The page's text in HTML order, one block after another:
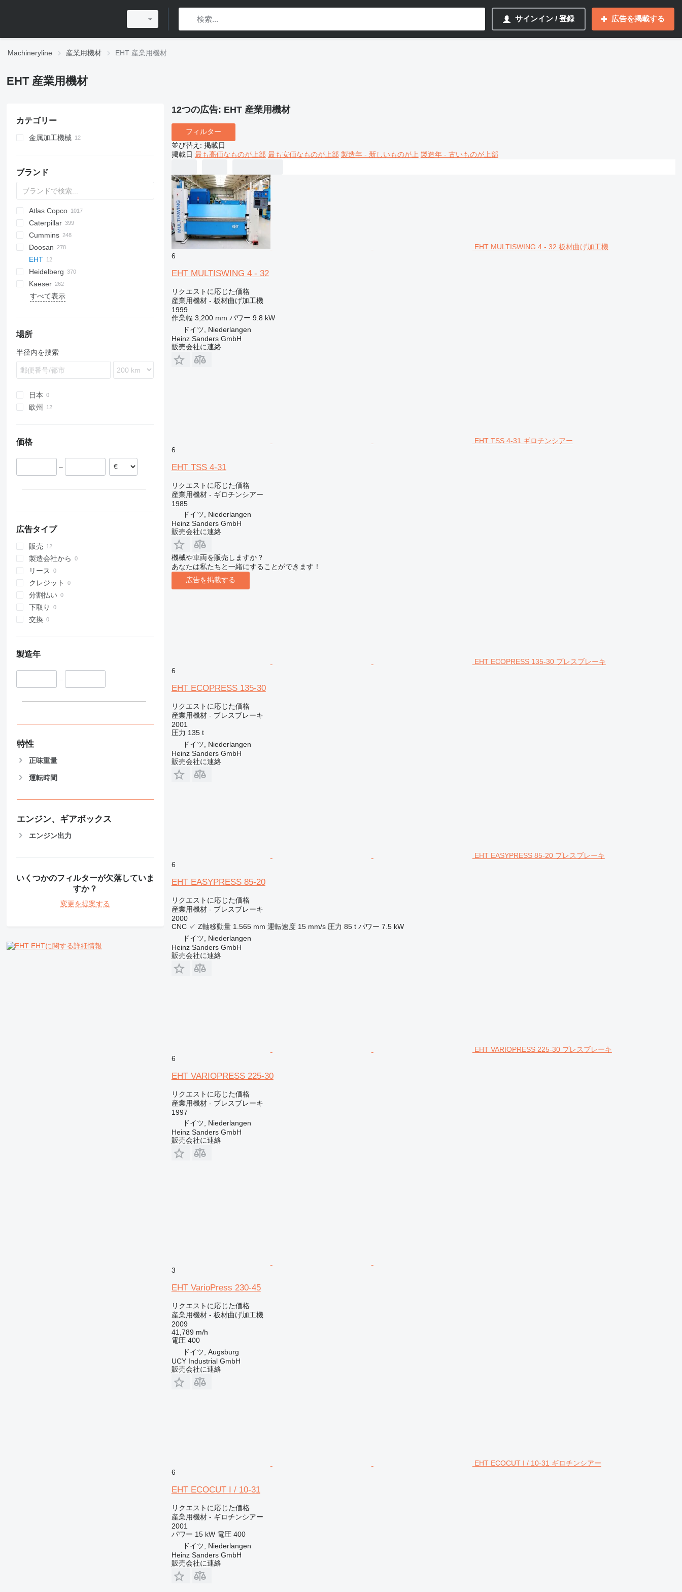
サインイン / 登録 広告を掲載する
Machineryline 産業用機材 EHT 産業用機材
EHT 産業用機材
カテゴリー
金属加工機械
板材曲げ加工機
ブランド
PDS
APD
AB
Ensis
Pega
VZ
AG3
Atlas Copco
DrillAir
E-Air
GA
LT
QAS
QAX
QEP
XAS
XATS
XAVS
XRHS
XRVS
QAS
W series
XAS
PDP
E-series
G-series
KG
B-series
BM
BW
GFS
VT
Rover
Skipper
533
PA
Airpure
Britecpure
BySprint Fiber
CK
SR
Caterpillar
120
160
315
320
330
365
G-series
GC
M-series
V-series
CPS
DZ
FZ
Berlingo
Jumper
C-series
DLT
DS
H-series
Cummins
C-series
KTA
CMX
CTX
DMC
DMU
FP
KF
SC
DCA
BF
D-series
F2L912
D-series
S-series
SP
W-series
Doosan
B-series
G-series
AK
DW
DZ
DC
EHT
LHF
ORIGO
SJ
TF
VF
VSC
TF
ESE
EZG
SureColor
LBM
P-series
700-series
Concept
FDT
Transit
HB
F-Line
EM
MCM
CTF
V20
VB
DPAS
DPS
DVR
LT
PLD
AKF
ZS
RH
SE
SL
FS
EC
SL
ST
HSLX
TS
SL
H-series
HD
VB
VF
103 LO
103 SP
107-20
Heidelberg
GTO
GTP
SM
Stahlfolder
Suprasetter
C-series
U-series
HFW
HYW
A-series
FXS
TS
Kal
Profi
EB
EU
AC
AFC
MC
PJ
SPF
ST
StitchLiner
HKN
VMX
FS
TS
H-series
i-Series
PW
Daily
G-series
P-series
1600
550
8010
FC
HF
KR
Kaeser
AS
SM
KKS
KK
Minarc
ZSW
Crambo
KR
D-series
FW
ES
B-series
500
E-series
DTS
LE
K-series
Shark
Junior
MH 400 P
MT
RB
HQR
VTC
Variaxis
Sprinter
LBV
UCP
Big Blue
D-series
Crysta-Apex
Aero
KNC 5 1500
CL
GE
LT
MD
Citoborma
NV
LB
GEH
V-series
OPTImill
S2R
1100 Series
Expert
CH4000
GF
FCA
ES
SM3
AMT
Kangoo
GF2
535
MDVN
SR
Olimpic
J-series
W-series
D-series
Professional
T-10
SSDP
TS
F-series
38K
900
CookieMAK
TW
820
Surfacer
RL
Deco
T-Series
VB
Proace
TNK
X-BOX
X-SOLAR
T 23F
TruLaser
T600
TL
TSC
BFT 90/3
Caddy
840
HK
Compact
G-series
LTN
DF
Hydromat
EBO 68
MZA
W-series
Quickbinder
Versant
LPG
すべて表示
場所
半径内を捜索
日本
欧州
価格
–
広告タイプ
販売
製造会社から
リース
クレジット
分割払い
下取り
交換
製造年
–
特性
正味重量
運転時間
エンジン、ギアボックス
エンジン出力
いくつかのフィルターが欠落していま
すか？
変更を提案する
EHTに関する詳細情報
12つの広告: EHT 産業用機材
フィルター
並び替え : 掲載日
掲載日 最も高価なものが上部 最も安価なものが上部 製造年 - 新しいものが上 製造年 - 古いものが上部
EHT MULTISWING 4 - 32 板材曲げ加工機
6
EHT MULTISWING 4 - 32
リクエストに応じた価格
産業用機材 - 板材曲げ加工機
1999
作業幅 3,200 mm パワー 9.8 kW
ドイツ, Niederlangen
Heinz Sanders GmbH
販売会社に連絡
EHT TSS 4-31 ギロチンシアー
6
EHT TSS 4-31
リクエストに応じた価格
産業用機材 - ギロチンシアー
1985
ドイツ, Niederlangen
Heinz Sanders GmbH
販売会社に連絡
機械や車両を販売しますか？
あなたは私たちと一緒にすることができます！
広告を掲載する
EHT ECOPRESS 135-30 プレスブレーキ
6
EHT ECOPRESS 135-30
リクエストに応じた価格
産業用機材 - プレスブレーキ
2001
圧力 135 t
ドイツ, Niederlangen
Heinz Sanders GmbH
販売会社に連絡
EHT EASYPRESS 85-20 プレスブレーキ
6
EHT EASYPRESS 85-20
リクエストに応じた価格
産業用機材 - プレスブレーキ
2000
CNC ✓ Z軸移動量 1.565 mm 運転速度 15 mm/s 圧力 85 t パワー 7.5 kW
ドイツ, Niederlangen
Heinz Sanders GmbH
販売会社に連絡
EHT VARIOPRESS 225-30 プレスブレーキ
6
EHT VARIOPRESS 225-30
リクエストに応じた価格
産業用機材 - プレスブレーキ
1997
ドイツ, Niederlangen
Heinz Sanders GmbH
販売会社に連絡
3
EHT VarioPress 230-45
リクエストに応じた価格
産業用機材 - 板材曲げ加工機
2009
41,789 m/h
電圧 400
ドイツ, Augsburg
UCY Industrial GmbH
販売会社に連絡
EHT ECOCUT I / 10-31 ギロチンシアー
6
EHT ECOCUT I / 10-31
リクエストに応じた価格
産業用機材 - ギロチンシアー
2001
パワー 15 kW 電圧 400
ドイツ, Niederlangen
Heinz Sanders GmbH
販売会社に連絡